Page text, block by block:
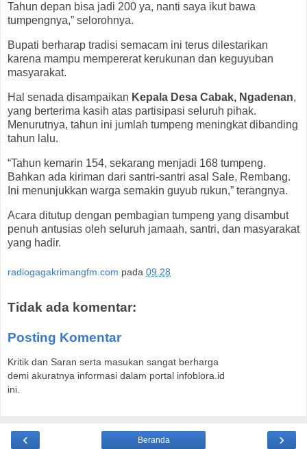
Tahun depan bisa jadi 200 ya, nanti saya ikut bawa
tumpengnya,” selorohnya.
Bupati berharap tradisi semacam ini terus dilestarikan
karena mampu mempererat kerukunan dan keguyuban
masyarakat.
Hal senada disampaikan Kepala Desa Cabak, Ngadenan,
yang berterima kasih atas partisipasi seluruh pihak.
Menurutnya, tahun ini jumlah tumpeng meningkat dibanding
tahun lalu.
“Tahun kemarin 154, sekarang menjadi 168 tumpeng.
Bahkan ada kiriman dari santri-santri asal Sale, Rembang.
Ini menunjukkan warga semakin guyub rukun,” terangnya.
Acara ditutup dengan pembagian tumpeng yang disambut
penuh antusias oleh seluruh jamaah, santri, dan masyarakat
yang hadir.
radiogagakrimangfm.com pada 09.28
Tidak ada komentar:
Posting Komentar
Kritik dan Saran serta masukan sangat berharga
demi akuratnya informasi dalam portal infoblora.id
ini.
‹ ›
Beranda